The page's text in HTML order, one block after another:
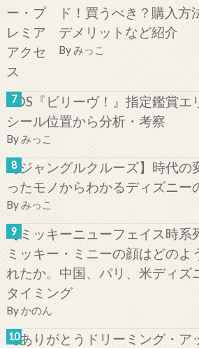
ド！買うべき？購入方
デメリットなど紹介
Byみっこ
TDS『ビリーヴ！』指定鑑賞エ
シール位置から分析・考察
Byみっこ
【ジャングルクルーズ】時代の
ったモノからわかるディズニー
Byみっこ
【ミッキーニューフェイス時系
ミッキー・ミニーの顔はどのよ
れたか。中国、パリ、米ディズ
タイミング
By かのん
【ありがとうドリーミング・ア